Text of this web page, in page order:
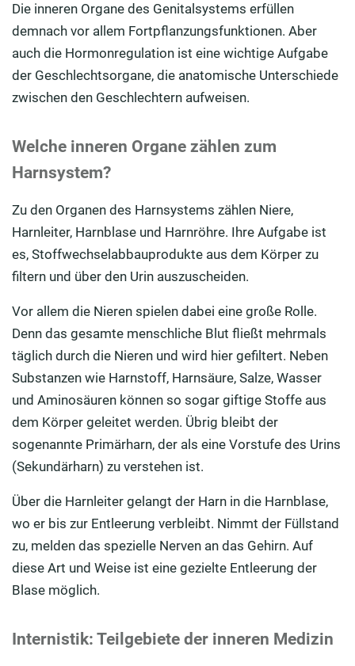
Die inneren Organe des Genitalsystems erfüllen
demnach vor allem Fortpflanzungsfunktionen. Aber
auch die Hormonregulation ist eine wichtige Aufgabe
der Geschlechtsorgane, die anatomische Unterschiede
zwischen den Geschlechtern aufweisen.
Welche inneren Organe zählen zum
Harnsystem?
Zu den Organen des Harnsystems zählen Niere,
Harnleiter, Harnblase und Harnröhre. Ihre Aufgabe ist
es, Stoffwechselabbauprodukte aus dem Körper zu
filtern und über den Urin auszuscheiden.
Vor allem die Nieren spielen dabei eine große Rolle.
Denn das gesamte menschliche Blut fließt mehrmals
täglich durch die Nieren und wird hier gefiltert. Neben
Substanzen wie Harnstoff, Harnsäure, Salze, Wasser
und Aminosäuren können so sogar giftige Stoffe aus
dem Körper geleitet werden. Übrig bleibt der
sogenannte Primärharn, der als eine Vorstufe des Urins
(Sekundärharn) zu verstehen ist.
Über die Harnleiter gelangt der Harn in die Harnblase,
wo er bis zur Entleerung verbleibt. Nimmt der Füllstand
zu, melden das spezielle Nerven an das Gehirn. Auf
diese Art und Weise ist eine gezielte Entleerung der
Blase möglich.
Internistik: Teilgebiete der inneren Medizin